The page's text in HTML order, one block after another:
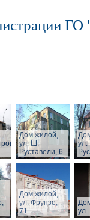
ГО
Дом жилой,
ул. Ш.
Руставели, 6
Дом жилой,
ул. Фрунзе,
71
ул.